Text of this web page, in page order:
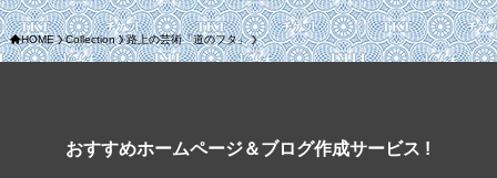
HOME Collection 路上の芸術「道のフタ」
おすすめホームページ＆ブログ作成サービス !